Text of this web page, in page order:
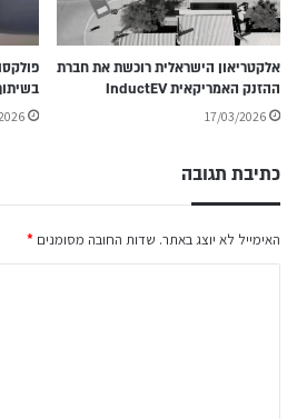
אלקטריאון הישראלית רוכשת את חברת
ההזנק האמריקאית InductEV
17/03/2026
כתיבת תגובה
האימייל לא יוצג באתר. שדות החובה מסומנים *